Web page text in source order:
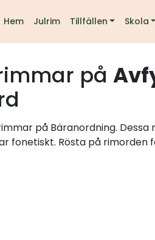
Hem Julrim Tillfällen Skola
på
på Bäranordning.
fonetiskt. Rösta på